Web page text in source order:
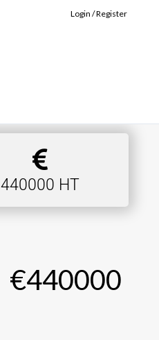
Login / Register
440000 HT
€440000